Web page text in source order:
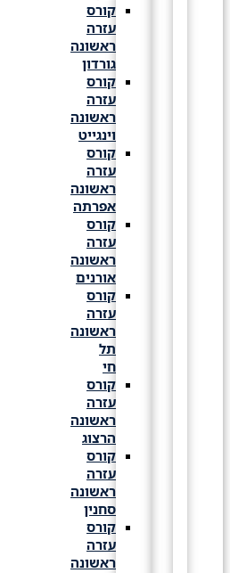
קורס
עזרה
ראשונה
גורדון
קורס
עזרה
ראשונה
וינגייט
קורס
עזרה
ראשונה
אפרתה
קורס
עזרה
ראשונה
אורנים
קורס
עזרה
ראשונה
קורס
עזרה
ראשונה
הרצוג
קורס
עזרה
ראשונה
סחנין
קורס
עזרה
ראשונה